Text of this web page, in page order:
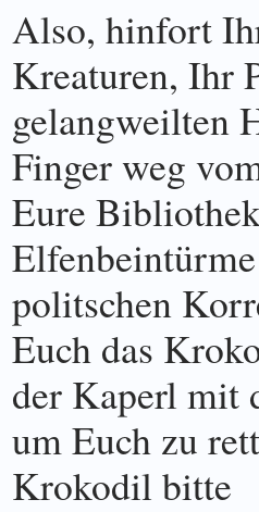
Also, hinfort
Kreaturen, Ihr
gelangweilten
Finger weg
Eure
politschen
Euch das
der Kaperl mit
um Euch zu
Krokodil bitte